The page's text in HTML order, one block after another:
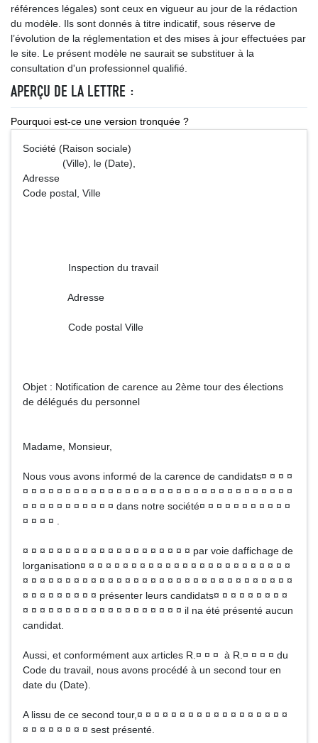
références légales) sont ceux en vigueur au jour de la rédaction
du modèle. Ils sont donnés à titre indicatif, sous réserve de
l’évolution de la réglementation et des mises à jour effectuées par
le site. Le présent modèle ne saurait se substituer à la
consultation d'un professionnel qualifié.
APERÇU DE LA LETTRE :
Pourquoi est-ce une version tronquée ?
Société (Raison sociale)
(Ville), le (Date),
Adresse
Code postal, Ville
Inspection du travail
Adresse
Code postal Ville
Objet : Notification de carence au 2ème tour des élections
de délégués du personnel
Madame, Monsieur,
Nous vous avons informé de la carence de candidats¤ ¤ ¤ ¤
¤ ¤ ¤ ¤ ¤ ¤ ¤ ¤ ¤ ¤ ¤ ¤ ¤ ¤ ¤ ¤ ¤ ¤ ¤ ¤ ¤ ¤ ¤ ¤ ¤ ¤ ¤ ¤ ¤ ¤ ¤ ¤
¤ ¤ ¤ ¤ ¤ ¤ ¤ ¤ ¤ ¤ ¤ dans notre société¤ ¤ ¤ ¤ ¤ ¤ ¤ ¤ ¤ ¤ ¤
¤ ¤ ¤ ¤ .
¤ ¤ ¤ ¤ ¤ ¤ ¤ ¤ ¤ ¤ ¤ ¤ ¤ ¤ ¤ ¤ ¤ ¤ ¤ ¤ par voie daffichage de
lorganisation¤ ¤ ¤ ¤ ¤ ¤ ¤ ¤ ¤ ¤ ¤ ¤ ¤ ¤ ¤ ¤ ¤ ¤ ¤ ¤ ¤ ¤ ¤ ¤ ¤
¤ ¤ ¤ ¤ ¤ ¤ ¤ ¤ ¤ ¤ ¤ ¤ ¤ ¤ ¤ ¤ ¤ ¤ ¤ ¤ ¤ ¤ ¤ ¤ ¤ ¤ ¤ ¤ ¤ ¤ ¤ ¤
¤ ¤ ¤ ¤ ¤ ¤ ¤ ¤ ¤ présenter leurs candidats¤ ¤ ¤ ¤ ¤ ¤ ¤ ¤ ¤
¤ ¤ ¤ ¤ ¤ ¤ ¤ ¤ ¤ ¤ ¤ ¤ ¤ ¤ ¤ ¤ ¤ ¤ ¤ il na été présenté aucun
candidat.
Aussi, et conformément aux articles R.¤ ¤ ¤ à R.¤ ¤ ¤ ¤ du
Code du travail, nous avons procédé à un second tour en
date du (Date).
A lissu de ce second tour,¤ ¤ ¤ ¤ ¤ ¤ ¤ ¤ ¤ ¤ ¤ ¤ ¤ ¤ ¤ ¤ ¤ ¤
¤ ¤ ¤ ¤ ¤ ¤ ¤ ¤ sest présenté.